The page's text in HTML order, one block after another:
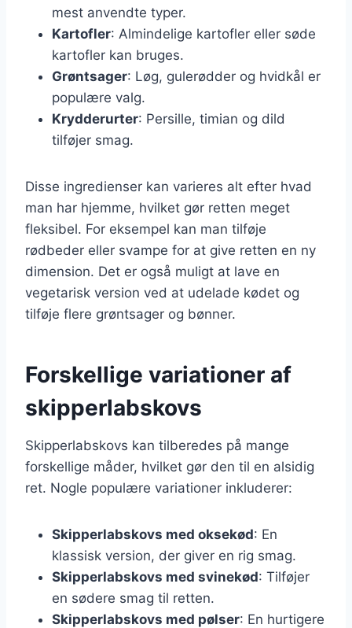
mest anvendte typer.
Kartofler: Almindelige kartofler eller søde
kartofler kan bruges.
Grøntsager: Løg, gulerødder og hvidkål er
populære valg.
Krydderurter: Persille, timian og dild
tilføjer smag.
Disse ingredienser kan varieres alt efter hvad
man har hjemme, hvilket gør retten meget
fleksibel. For eksempel kan man tilføje
rødbeder eller svampe for at give retten en ny
dimension. Det er også muligt at lave en
vegetarisk version ved at udelade kødet og
tilføje flere grøntsager og bønner.
Forskellige variationer af
skipperlabskovs
Skipperlabskovs kan tilberedes på mange
forskellige måder, hvilket gør den til en alsidig
ret. Nogle populære variationer inkluderer:
Skipperlabskovs med oksekød: En
klassisk version, der giver en rig smag.
Skipperlabskovs med svinekød: Tilføjer
en sødere smag til retten.
Skipperlabskovs med pølser: En hurtigere